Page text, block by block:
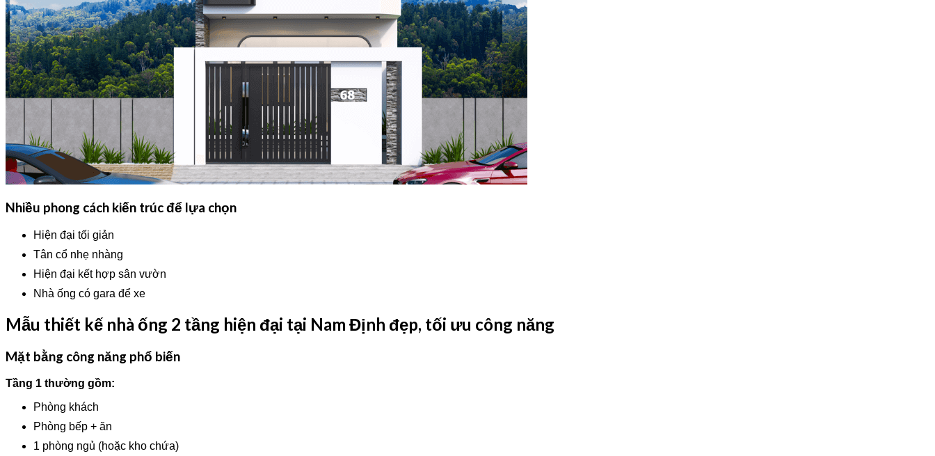
Nhiều phong cách kiến trúc để lựa chọn
Hiện đại tối giản
Tân cổ nhẹ nhàng
Hiện đại kết hợp sân vườn
Nhà ống có gara để xe
Mẫu thiết kế nhà ống 2 tầng hiện đại tại Nam Định đẹp, tối ưu công năng
Mặt bằng công năng phổ biến
Tầng 1 thường gồm:
Phòng khách
Phòng bếp + ăn
1 phòng ngủ (hoặc kho chứa)